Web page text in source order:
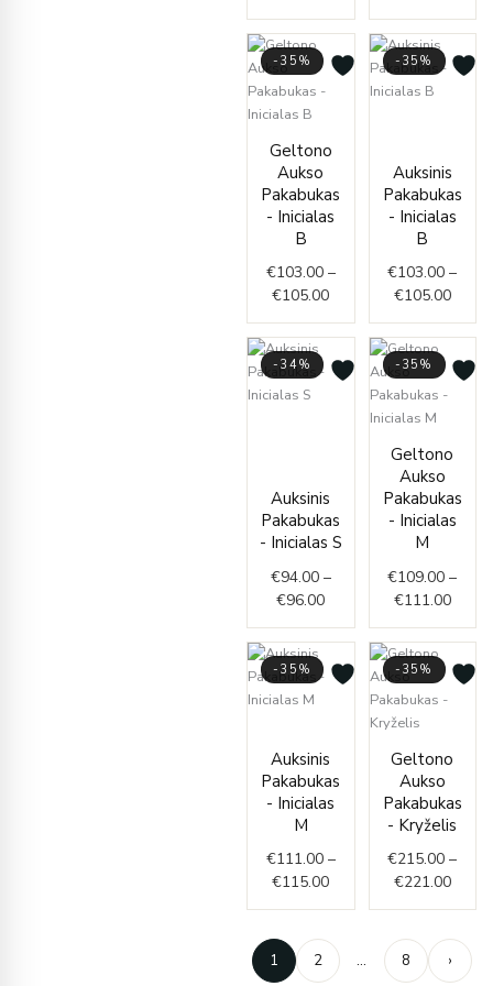
-35%
Geltono
Aukso
Pakabukas
- Inicialas
B
€103.00 –
€105.00
range:
through
€105.00
-35%
Auksinis
Pakabukas
- Inicialas
B
€103.00 –
€105.00
-34%
Auksinis
Pakabukas
- Inicialas S
€94.00 –
€96.00
€96.00
-35%
Geltono
Aukso
Pakabukas
- Inicialas
M
€109.00 –
€111.00
range:
-35%
Auksinis
Pakabukas
- Inicialas
M
€111.00 –
€115.00
€111.00
through
€115.00
-35%
Geltono
Aukso
Pakabukas
- Kryželis
€215.00 –
€221.00
range:
1 2 … 8 ›